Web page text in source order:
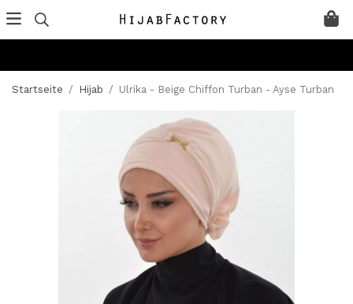
Startseite / Hijab / Ulrika - Beige Chiffon Turban - Ayse Turban